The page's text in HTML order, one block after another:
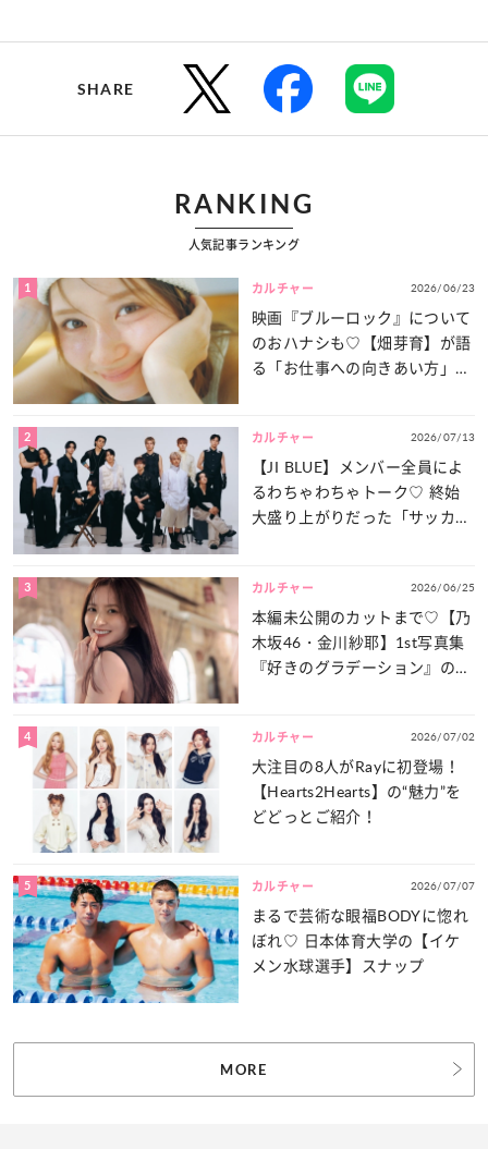
SHARE
RANKING
人気記事ランキング
1 カルチャー 2026/06/23
映画『ブルーロック』について
のおハナシも♡【畑芽育】が語
る「お仕事への向きあい方」と
2 カルチャー 2026/07/13
【JI BLUE】メンバー全員によ
るわちゃわちゃトーク♡ 終始
大盛り上がりだった「サッカー
3 カルチャー 2026/06/25
本編未公開のカットまで♡【乃
木坂46・金川紗耶】1st写真集
『好きのグラデーション』の魅
4 カルチャー 2026/07/02
大注目の8人がRayに初登場！
【Hearts2Hearts】の“魅力”を
どどっとご紹介！
5 カルチャー 2026/07/07
まるで芸術な眼福BODYに惚れ
ぼれ♡ 日本体育大学の【イケ
メン水球選手】スナップ
MORE